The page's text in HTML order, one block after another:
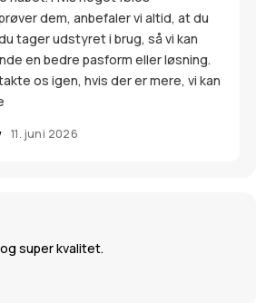
dem, anbefaler vi altid, at du
tager udstyret i brug, så vi kan
en bedre pasform eller løsning.
os igen, hvis der er mere, vi kan
11. juni 2026
super kvalitet.